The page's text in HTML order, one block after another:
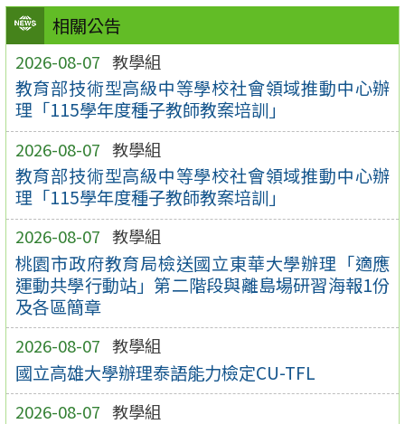
相關公告
2026-08-07 教學組
教育部技術型高級中等學校社會領域推動中心辦
理「115學年度種子教師教案培訓」
2026-08-07 教學組
教育部技術型高級中等學校社會領域推動中心辦
理「115學年度種子教師教案培訓」
2026-08-07 教學組
桃園市政府教育局檢送國立東華大學辦理「適應
運動共學行動站」第二階段與離島場研習海報1份
及各區簡章
2026-08-07 教學組
國立高雄大學辦理泰語能力檢定CU-TFL
2026-08-07 教學組